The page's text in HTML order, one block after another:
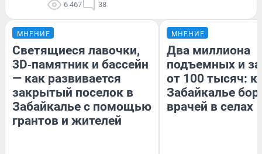
6 467 38
МНЕНИЕ
Светящиеся лавочки,
3D‑памятник и бассейн
— как развивается
закрытый поселок в
Забайкалье с помощью
грантов и жителей
МНЕНИЕ
Два миллиона
подъемных и
от 100 тысяч:
Забайкалье
врачей в селах